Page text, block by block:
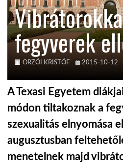
AUSZTRÁLIA
A VILÁG ITTHON
HÍR3D
fegyverek
ORZÓI KRISTÓF 2015-10-12
A Texasi Egyetem
módon tiltakoznak a
szexualitás elnyomása
augusztusban
menetelnek majd